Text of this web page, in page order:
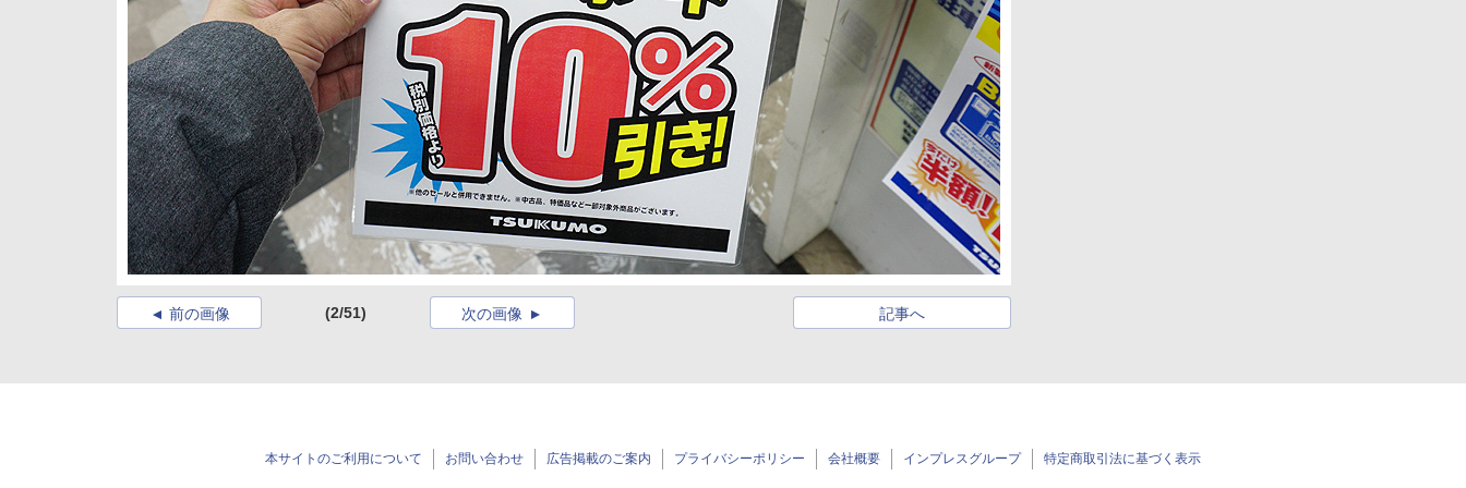
前の画像 (2/51) 記事へ
次の画像
本サイトのご利用について お問い合わせ 広告掲載のご案内 プライバシーポリシー 会社概要 インプレスグループ 特定商取引法に基づく表示